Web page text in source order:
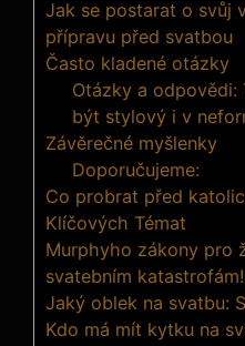
Jak se postarat o svůj
přípravu před svatbou
Často kladené otázky
Otázky a odpovědi:
být stylový i v
Závěrečné myšlenky
Doporučujeme:
Co probrat před
Klíčových Témat
Murphyho zákony pro
svatebním katastrofám!
Jaký oblek na svatbu:
Kdo má mít kytku na